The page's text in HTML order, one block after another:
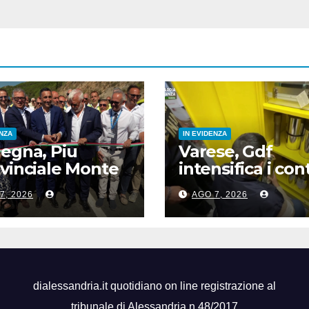
Piu
Monte
riapre dopo 13
opera
2026
IN EVIDENZA
Varese, Gdf
intensifica i
ai distributori di
carburante, 6
multati
AGO 7, 2026
dialessandria.it quotidiano on line registrazione al
tribunale di Alessandria n.48/2017